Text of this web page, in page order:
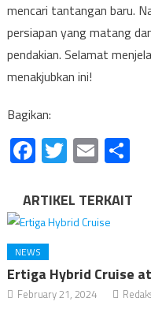
mencari tantangan baru.
persiapan yang matang
pendakian. Selamat
menakjubkan ini!
Bagikan:
Facebook
Twitter
Email
ARTIKEL TERKAIT
NEWS
Ertiga Hybrid Cruise
February 21, 2024